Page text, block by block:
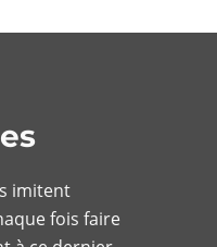
imitent
fois faire